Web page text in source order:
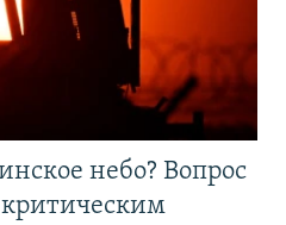
небо? Вопрос